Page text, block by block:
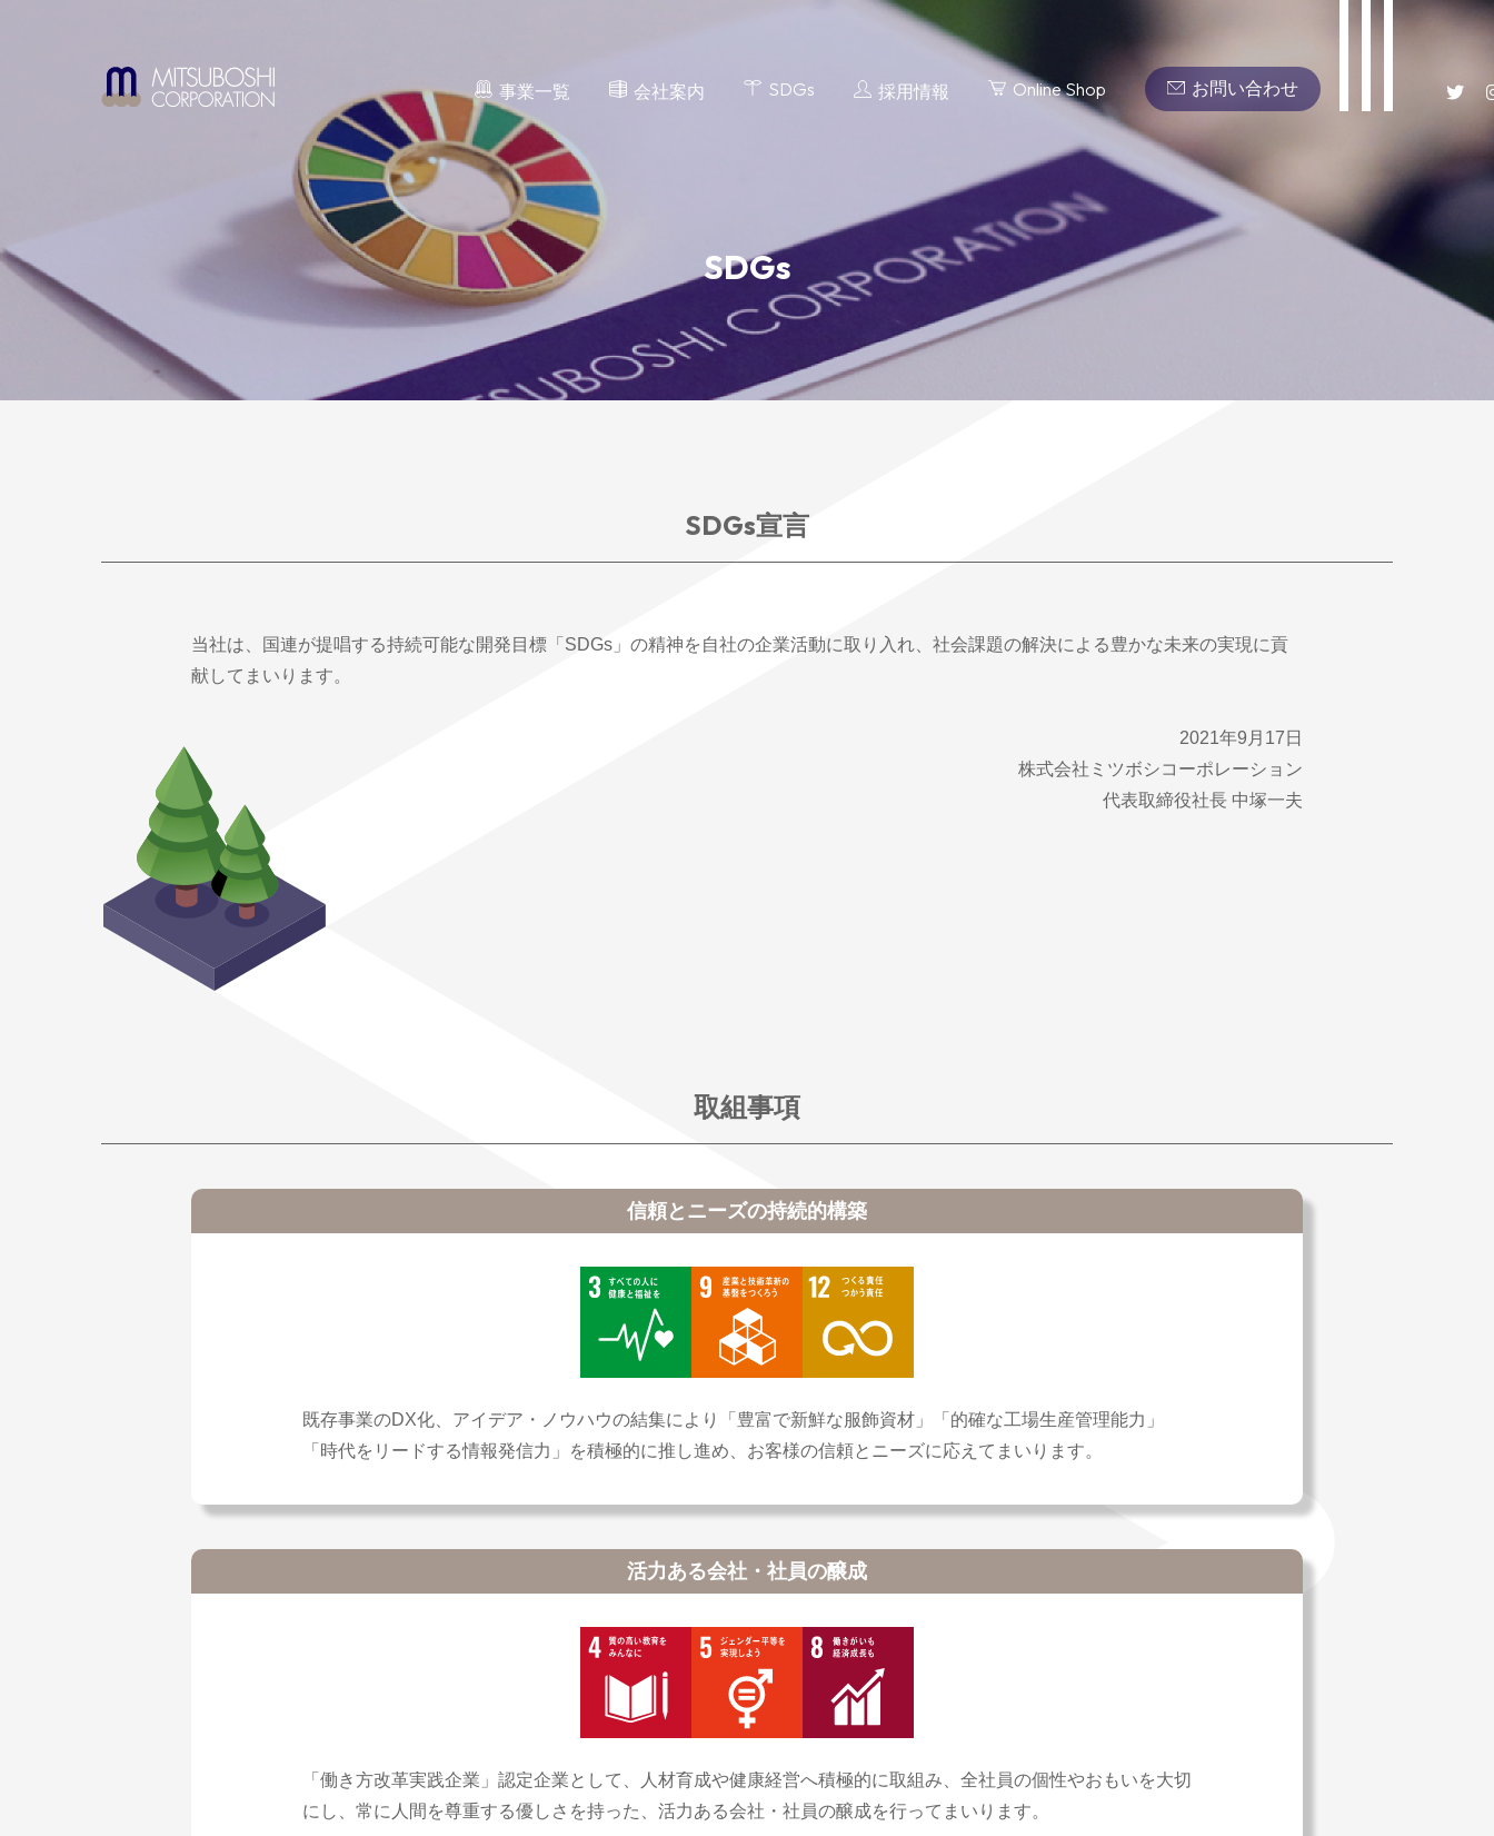
事業一覧 会社案内 SDGs 採用情報 Online Shop お問い合わせ
SDGs
SDGs宣言
当社は、国連が提唱する持続可能な開発目標「SDGs」の精神を自社の企業活動に取り入れ、社会課題の解決による豊かな未来の実現に貢
献してまいります。
2021年9月17日
株式会社ミツボシコーポレーション
代表取締役社長 中塚一夫
取組事項
信頼とニーズの持続的構築
既存事業のDX化、アイデア・ノウハウの結集により「豊富で新鮮な服飾資材」「的確な工場生産管理能力」
「時代をリードする情報発信力」を積極的に推し進め、お客様の信頼とニーズに応えてまいります。
活力ある会社・社員の醸成
「働き方改革実践企業」認定企業として、人材育成や健康経営へ積極的に取組み、全社員の個性やおもいを大切
にし、常に人間を尊重する優しさを持った、活力ある会社・社員の醸成を行ってまいります。